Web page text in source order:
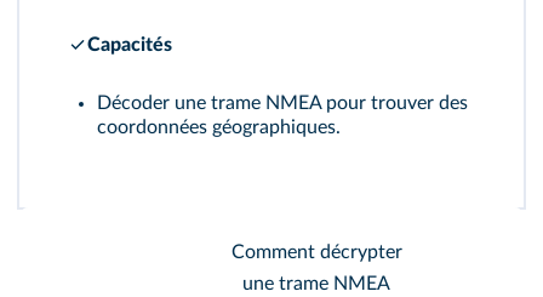
Capacités
Décoder une trame NMEA pour trouver des
coordonnées géographiques.
Comment décrypter
une trame NMEA